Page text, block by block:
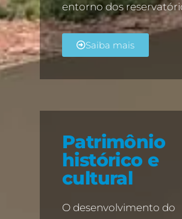
entorno dos
Saiba mais
Patrimônio
histórico e
cultural
O desenvolvimento do